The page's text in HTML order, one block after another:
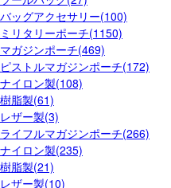
バッグアクセサリー(100)
ミリタリーポーチ(1150)
マガジンポーチ(469)
ピストルマガジンポーチ(172)
ナイロン製(108)
樹脂製(61)
レザー製(3)
ライフルマガジンポーチ(266)
ナイロン製(235)
樹脂製(21)
レザー製(10)